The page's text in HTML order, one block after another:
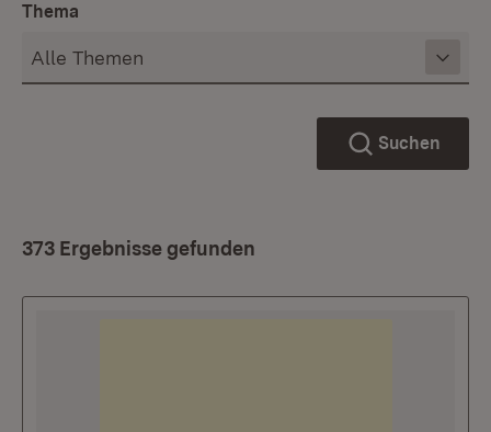
Thema
Suchen
373 Ergebnisse gefunden